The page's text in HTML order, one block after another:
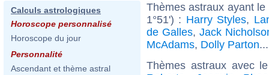
Calculs astrologiques
Horoscope personnalisé
Horoscope du jour
Personnalité
Ascendant et thème astral
Thèmes astraux ayant
1°51') : Harry Styles,
de Galles, Jack
McAdams, Dolly Parton
Thèmes astraux avec